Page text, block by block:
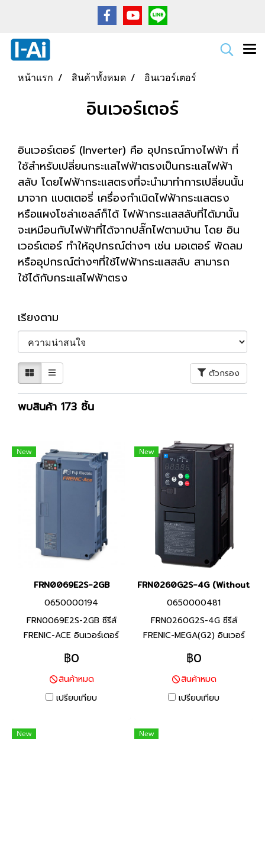
หน้าแรก สินค้าทั้งหมด อินเวอร์เตอร์
อินเวอร์เตอร์
อินเวอร์เตอร์ (Inverter) คือ อุปกรณ์ทางไฟฟ้า ที่
ใช้สำหรับเปลี่ยนกระแสไฟฟ้าตรงเป็นกระแสไฟฟ้า
สลับ โดยไฟฟ้ากระแสตรงที่จะนำมาทำการเปลี่ยนนั้น
มาจาก แบตเตอรี่ เครื่องกำเนิดไฟฟ้ากระแสตรง
หรือแผงโซล่าเซลล์ก็ได้ ไฟฟ้ากระแสสลับที่ได้มานั้น
จะเหมือนกับไฟฟ้าที่ได้จากปลั๊กไฟตามบ้าน โดย อิน
เวอร์เตอร์ ทำให้อุปกรณ์ต่างๆ เช่น มอเตอร์ พัดลม
หรืออุปกรณ์ต่างๆที่ใช้ไฟฟ้ากระแสสลับ สามารถ
ใช้ได้กับกระแสไฟฟ้าตรง
เรียงตาม
ตัวกรอง
พบสินค้า 173 ชิ้น
New
FRN0069E2S-2GB
0650000194
FRN0069E2S-2GB ซีรีส์
FRENIC-ACE อินเวอร์เตอร์
แบรนด์ฟูจิ อิเลคทริค สินค้า
แบรนด์ญี่ปุ่น พิกัดกำลัง 15 กิโล
วัตต์(HHD), 18.5 กิโล
วัตต์(HND) อินเวอร์เตอร์ที่มี
ที่เหมาะสมสำหรับการใช้งานที่
฿0
สินค้าหมด
เปรียบเทียบ
New
FRN0260G2S-4G (Without
0650000481
FRN0260G2S-4G ซีรีส์
FRENIC-MEGA(G2) อินเวอร์
เตอร์แบรนด์ฟูจิ อิเลคทริค สินค้า
แบรนด์ญี่ปุ่น พิกัดกำลัง 110
กิโลวัตต์(HHD), 132 กิโล
วัตต์(HND) อินเวอร์เตอร์หลาก
เทคโนโลยีที่ดีที่สุด ด้วยความ
฿0
สินค้าหมด
เปรียบเทียบ
New New